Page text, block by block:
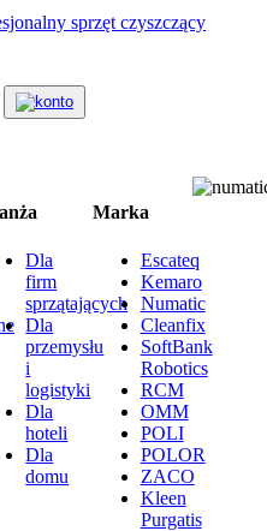
Dla
firm
sprzątających
Dla
przemysłu
i
logistyki
Dla
hoteli
Dla
domu
Marka
Escateq
Kemaro
Numatic
Cleanfix
SoftBank
Robotics
RCM
OMM
POLI
POLOR
ZACO
Kleen
Purgatis